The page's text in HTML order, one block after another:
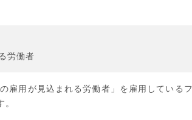
労働者
雇用が見込まれる労働者」を雇用しているフ